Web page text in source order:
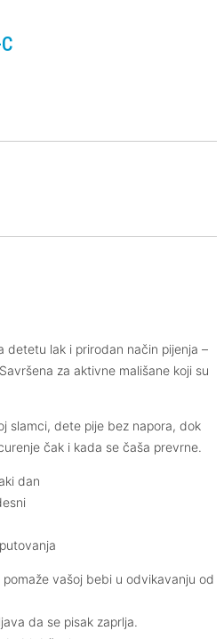
detetu lak i prirodan način pijenja –
za aktivne mališane koji su
slamci, dete pije bez napora, dok
čak i kada se čaša prevrne.
dan
vašoj bebi u odvikavanju od
da se pisak zaprlja.